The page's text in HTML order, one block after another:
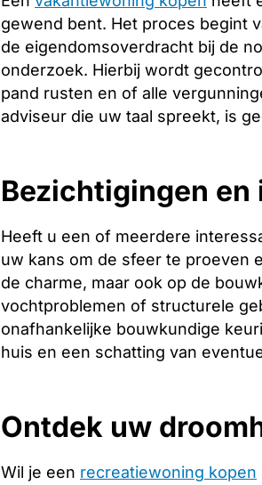
gewend bent. Het proces begint
de eigendomsoverdracht bij de
onderzoek. Hierbij wordt
pand rusten en of alle
adviseur die uw taal spreekt, is
Bezichtigingen en
Heeft u een of meerdere
uw kans om de sfeer te proeven
de charme, maar ook op de
vochtproblemen of structurele
onafhankelijke bouwkundige
huis en een schatting van
Ontdek uw
Wil je een recreatiewoning kopen